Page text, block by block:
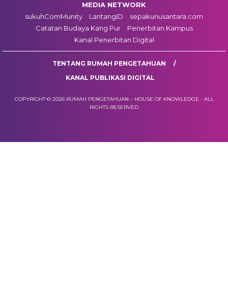
MEDIA NETWORK
sukuhComMunity
LantangID
sepakunusantara.com
Catatan Budaya Kang Pur
Penerbitan Kampus
Kanal Penerbitan Digital
TENTANG RUMAH PENGETAHUAN
KANAL PUBLIKASI DIGITAL
COPYRIGHT © 2026 RUMAH PENGETAHUAN – HOUSE OF KNOWLEDGE - ALL
RIGHTS RESERVED